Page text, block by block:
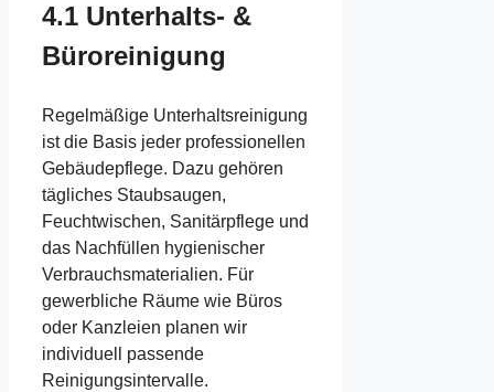
4.1 Unterhalts- &
Büroreinigung
Regelmäßige Unterhaltsreinigung
ist die Basis jeder professionellen
Gebäudepflege. Dazu gehören
tägliches Staubsaugen,
Feuchtwischen, Sanitärpflege und
das Nachfüllen hygienischer
Verbrauchsmaterialien. Für
gewerbliche Räume wie Büros
oder Kanzleien planen wir
individuell passende
Reinigungsintervalle.